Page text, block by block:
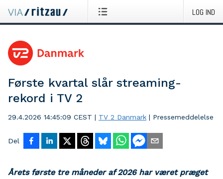
LOG IND
Første kvartal slår streaming-
rekord i TV 2
29.4.2026 14:45:09 CEST | TV 2 Danmark | Pressemeddelelse
Del
Årets første tre måneder af 2026 har været præget